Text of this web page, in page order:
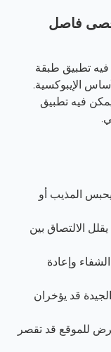
فاصل
تطبيق طبقة
الإيبوكسية.
فيه تطبيق
المذيب أو
الالتصاق بين
وإعادة
قد يؤخران
للموقع قد تقصر